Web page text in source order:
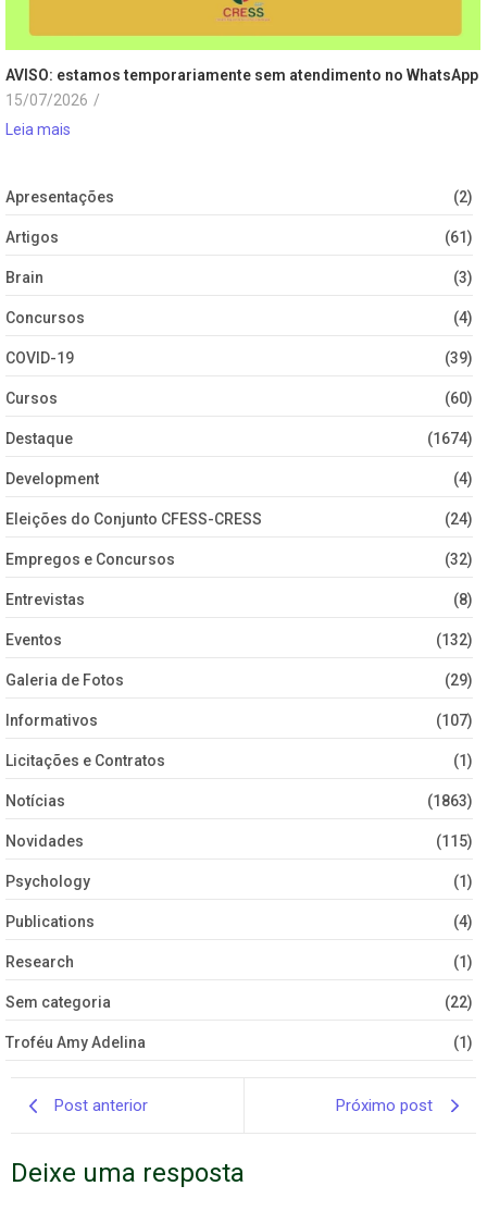
AVISO: estamos temporariamente sem atendimento no WhatsApp
15/07/2026 /
Leia mais
Apresentações (2)
Artigos (61)
Brain (3)
Concursos (4)
COVID-19 (39)
Cursos (60)
Destaque (1674)
Development (4)
Eleições do Conjunto CFESS-CRESS (24)
Empregos e Concursos (32)
Entrevistas (8)
Eventos (132)
Galeria de Fotos (29)
Informativos (107)
Licitações e Contratos (1)
Notícias (1863)
Novidades (115)
Psychology (1)
Publications (4)
Research (1)
Sem categoria (22)
Troféu Amy Adelina (1)
Post anterior Próximo post
Deixe uma resposta